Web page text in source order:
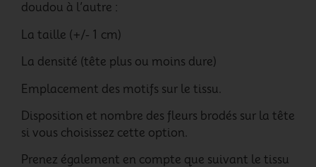
doudou à l’autre :
La taille (+/- 1 cm)
La densité (tête plus ou moins dure)
Emplacement des motifs sur le tissu.
Disposition et nombre des fleurs brodés sur la tête
si vous choisissez cette option.
Prenez également en compte que suivant le tissu